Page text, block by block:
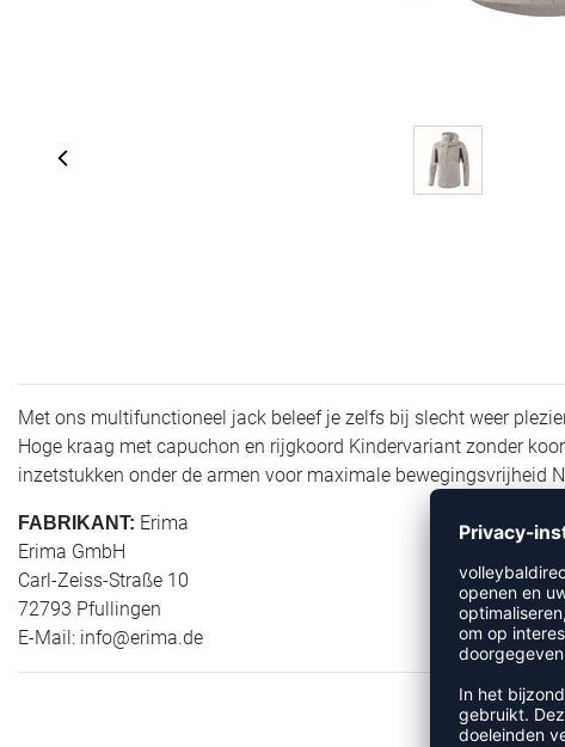
Met ons multifunctioneel jack beleef je zelfs bij slecht weer
Hoge kraag met capuchon en rijgkoord Kindervariant zonder
inzetstukken onder de armen voor maximale bewegingsvrijheid
FABRIKANT: Erima
Erima GmbH
Carl-Zeiss-Straße 10
72793 Pfullingen
E-Mail: info@erima.de